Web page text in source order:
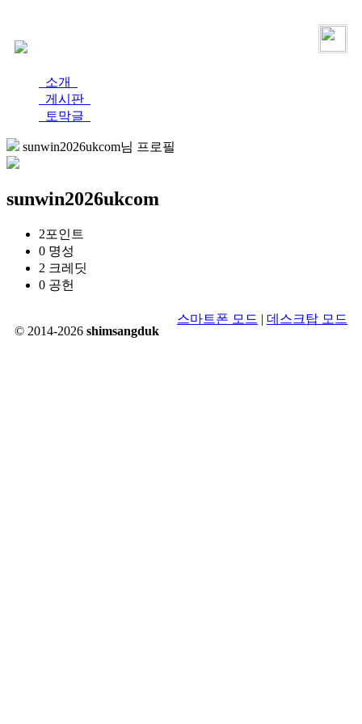
소개
게시판
토막글
sunwin2026ukcom님 프로필
sunwin2026ukcom
2포인트
0 명성
2 크레딧
0 공헌
© 2014-2026 shimsangduk
스마트폰 모드 | 데스크탑 모드